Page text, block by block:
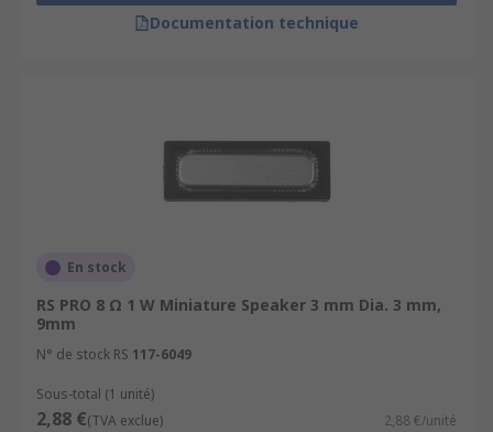
Documentation technique
En stock
RS PRO 8 Ω 1 W Miniature Speaker 3 mm Dia. 3 mm,
9mm
N° de stock RS 117-6049
Sous-total (1 unité)
2,88 €(TVA exclue) 2,88 €/unité